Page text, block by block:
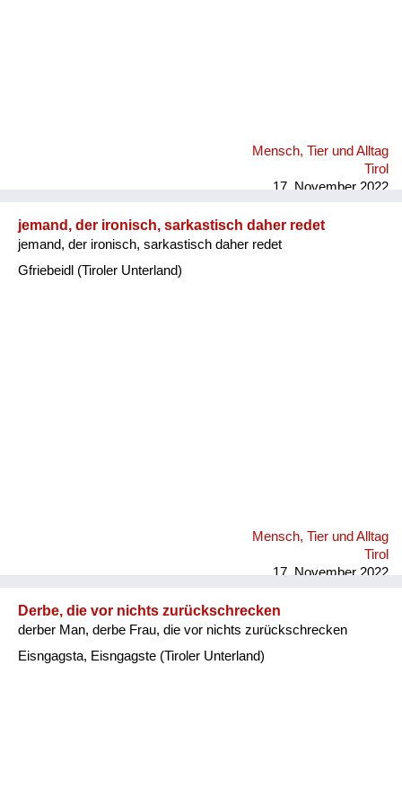
Mensch, Tier und Alltag
Tirol
17. November 2022
jemand, der ironisch, sarkastisch daher redet
jemand, der ironisch, sarkastisch daher redet
Gfriebeidl (Tiroler Unterland)
Mensch, Tier und Alltag
Tirol
17. November 2022
Derbe, die vor nichts zurückschrecken
derber Man, derbe Frau, die vor nichts zurückschrecken
Eisngagsta, Eisngagste (Tiroler Unterland)